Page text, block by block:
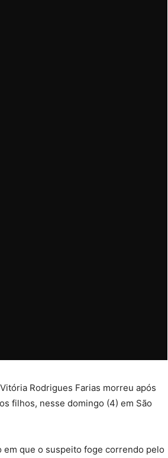
Rodrigues Farias morreu após
filhos, nesse domingo (4) em São
em que o suspeito foge correndo pelo